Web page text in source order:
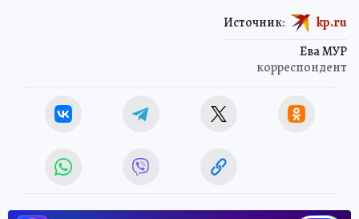
Ева МУР
корреспондент
Источник: kp.ru